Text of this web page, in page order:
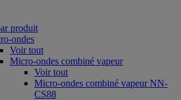
produit
ondes
Voir tout
Micro-ondes combiné vapeur
Voir tout
Micro-ondes combiné vapeur NN-
CS88